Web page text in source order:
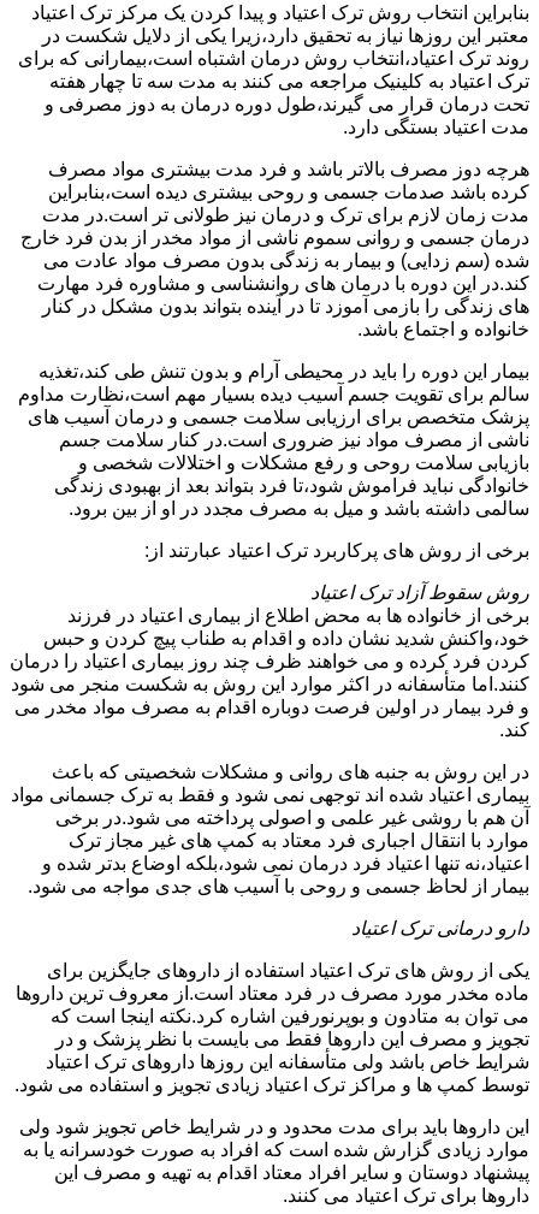
بنابراین انتخاب روش ترک اعتیاد و پیدا کردن یک مرکز ترک اعتیاد
معتبر این روزها نیاز به تحقیق دارد،زیرا یکی از دلایل شکست در
روند ترک اعتیاد،انتخاب روش درمان اشتباه است،بیمارانی که برای
ترک اعتیاد به کلینیک مراجعه می کنند به مدت سه تا چهار هفته
تحت درمان قرار می گیرند،طول دوره درمان به دوز مصرفی و
مدت اعتیاد بستگی دارد.
هرچه دوز مصرف بالاتر باشد و فرد مدت بیشتری مواد مصرف
کرده باشد صدمات جسمی و روحی بیشتری دیده است،بنابراین
مدت زمان لازم برای ترک و درمان نیز طولانی تر است.در مدت
درمان جسمی و روانی سموم ناشی از مواد مخدر از بدن فرد خارج
شده (سم زدایی) و بیمار به زندگی بدون مصرف مواد عادت می
کند.در این دوره با درمان های روانشناسی و مشاوره فرد مهارت
های زندگی را بازمی آموزد تا در آینده بتواند بدون مشکل در کنار
خانواده و اجتماع باشد.
بیمار این دوره را باید در محیطی آرام و بدون تنش طی کند،تغذیه
سالم برای تقویت جسم آسیب دیده بسیار مهم است،نظارت مداوم
پزشک متخصص برای ارزیابی سلامت جسمی و درمان آسیب های
ناشی از مصرف مواد نیز ضروری است.در کنار سلامت جسم
بازیابی سلامت روحی و رفع مشکلات و اختلالات شخصی و
خانوادگی نباید فراموش شود،تا فرد بتواند بعد از بهبودی زندگی
سالمی داشته باشد و میل به مصرف مجدد در او از بین برود.
برخی از روش های پرکاربرد ترک اعتیاد عبارتند از:
روش سقوط آزاد ترک اعتیاد
برخی از خانواده ها به محض اطلاع از بیماری اعتیاد در فرزند
خود،واکنش شدید نشان داده و اقدام به طناب پیچ کردن و حبس
کردن فرد کرده و می خواهند ظرف چند روز بیماری اعتیاد را درمان
کنند.اما متأسفانه در اکثر موارد این روش به شکست منجر می شود
و فرد بیمار در اولین فرصت دوباره اقدام به مصرف مواد مخدر می
کند.
در این روش به جنبه های روانی و مشکلات شخصیتی که باعث
بیماری اعتیاد شده اند توجهی نمی شود و فقط به ترک جسمانی مواد
آن هم با روشی غیر علمی و اصولی پرداخته می شود.در برخی
موارد با انتقال اجباری فرد معتاد به کمپ های غیر مجاز ترک
اعتیاد،نه تنها اعتیاد فرد درمان نمی شود،بلکه اوضاع بدتر شده و
بیمار از لحاظ جسمی و روحی با آسیب های جدی مواجه می شود.
دارو درمانی ترک اعتیاد
یکی از روش های ترک اعتیاد استفاده از داروهای جایگزین برای
ماده مخدر مورد مصرف در فرد معتاد است.از معروف ترین داروها
می توان به متادون و بوپرنورفین اشاره کرد.نکته اینجا است که
تجویز و مصرف این داروها فقط می بایست با نظر پزشک و در
شرایط خاص باشد ولی متأسفانه این روزها داروهای ترک اعتیاد
توسط کمپ ها و مراکز ترک اعتیاد زیادی تجویز و استفاده می شود.
این داروها باید برای مدت محدود و در شرایط خاص تجویز شود ولی
موارد زیادی گزارش شده است که افراد به صورت خودسرانه یا به
پیشنهاد دوستان و سایر افراد معتاد اقدام به تهیه و مصرف این
داروها برای ترک اعتیاد می کنند.